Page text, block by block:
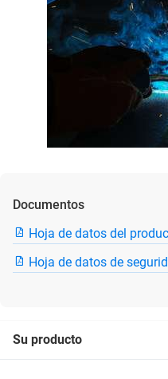
Documentos
Hoja de datos del
Hoja de datos de
Su producto